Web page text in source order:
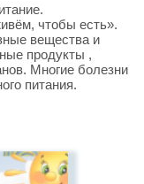
чтобы есть».
вещества и
продукты ,
Многие болезни
питания.